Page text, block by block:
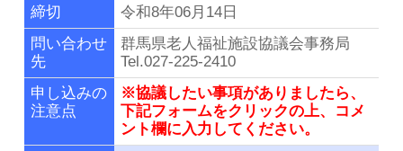
締切
令和8年06月14日
問い合わせ
先
群馬県老人福祉施設協議会事務局
Tel.027-225-2410
申し込みの
注意点
※協議したい事項がありましたら、
下記フォームをクリックの上、コメ
ント欄に入力してください。